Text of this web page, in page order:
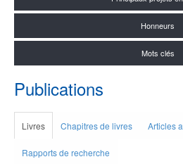
Honneurs
Mots clés
Publications
Livres Chapitres de livres Articles
Rapports de recherche